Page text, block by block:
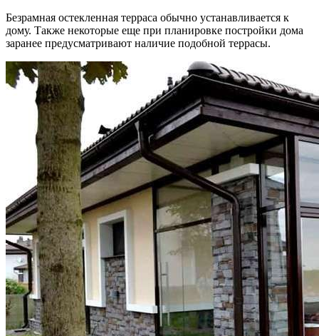
Безрамная остекленная терраса обычно устанавливается к
дому. Также некоторые еще при планировке постройки дома
заранее предусматривают наличие подобной террасы.